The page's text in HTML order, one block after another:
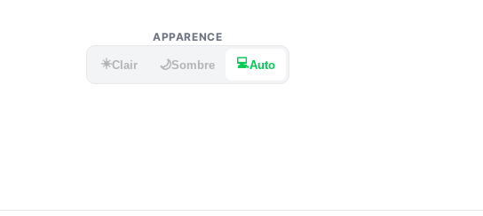
APPARENCE
☀️Clair 🌙Sombre 💻Auto